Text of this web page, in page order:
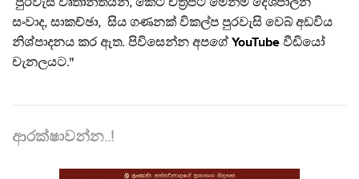
සංවාද, සාකච්ඡා, සිය ගණනක් විකල්ප පුරවැසි වෙබ් අඩවිය
නිශ්පාදනය කර ඇත. පිවිසෙන්න අපගේYouTube වීඩියෝ
චැනලයට."
ආරක්ෂාවන්න..!